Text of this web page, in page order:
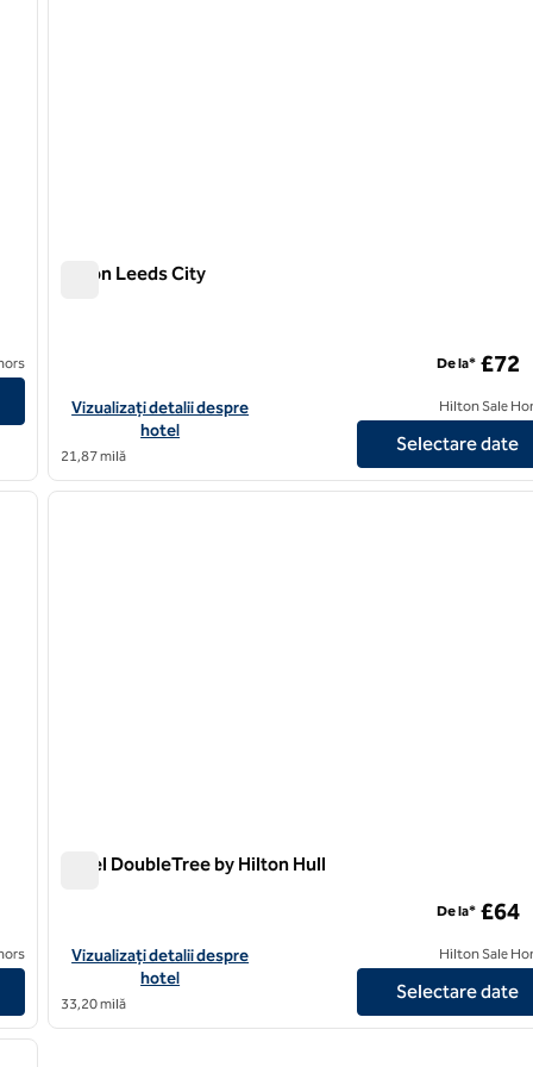
Hotel & Spa
Hilton Leeds City
Vizualizați detaliile hotelului Hilton Leeds City
Vizualizați detalii despre
hotel
21,87 milă
De la* £72
Hilton Sale
Selectare date
imaginea următoare
Racecourse
1
1 din 12
Hotel DoubleTree by Hilton Hull
Vizualizați detaliile hotelului pentru DoubleTree by Hilton Hull
Vizualizați detalii despre
hotel
33,20 milă
De la* £64
Hilton Sale
Selectare date
12
imaginea următoare